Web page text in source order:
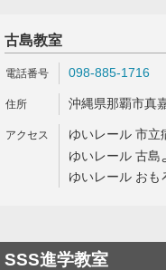
古島教室
098-885-1716
沖縄県那覇市真
ゆいレール 市立
ゆいレール 古島
ゆいレール おも
SSS進学教室